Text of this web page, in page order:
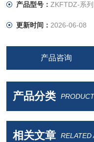
产品型号：ZKFTDZ-系列
更新时间： 2026-06-08
产品咨询
产品分类
相关文章 RELATED